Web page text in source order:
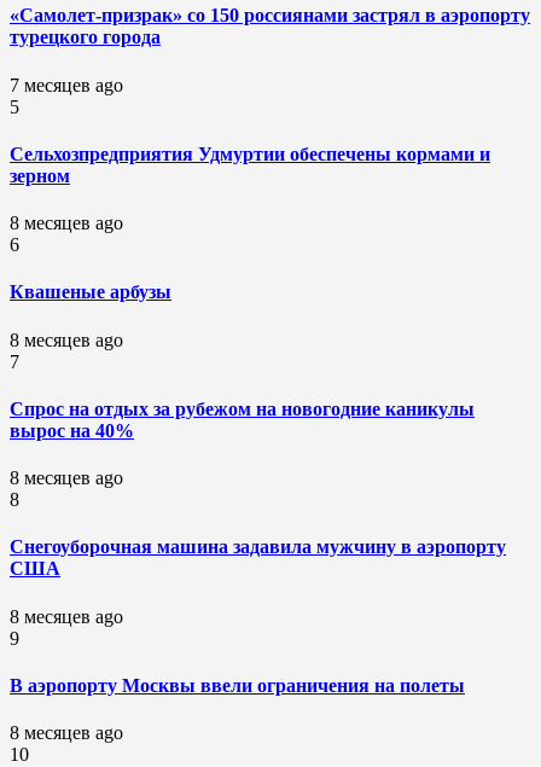
«Самолет-призрак» со 150 россиянами застрял в аэропорту
турецкого города
7 месяцев ago
5
Сельхозпредприятия Удмуртии обеспечены кормами и
зерном
8 месяцев ago
6
Квашеные арбузы
8 месяцев ago
7
Спрос на отдых за рубежом на новогодние каникулы
вырос на 40%
8 месяцев ago
8
Снегоуборочная машина задавила мужчину в аэропорту
США
8 месяцев ago
9
В аэропорту Москвы ввели ограничения на полеты
8 месяцев ago
10